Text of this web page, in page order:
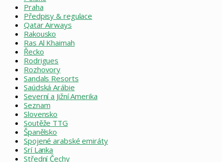
Praha
Předpisy & regulace
Qatar Airways
Rakousko
Ras Al Khaimah
Řecko
Rodrigues
Rozhovory
Sandals Resorts
Saúdská Arábie
Severní a Jižní Amerika
Seznam
Slovensko
Soutěže TTG
Španělsko
Spojené arabské emiráty
Srí Lanka
Střední Čechy